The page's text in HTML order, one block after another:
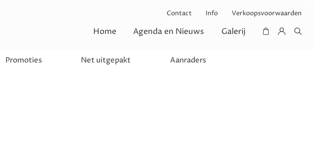
Contact Info Verkoopsvoorwaarden
Home Agenda en Nieuws Galerij
Promoties Net uitgepakt Aanraders